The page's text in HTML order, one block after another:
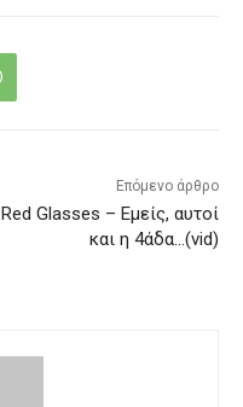
Επόμενο άρθρο
Red Glasses – Εμείς, αυτοί
και η 4άδα…(vid)